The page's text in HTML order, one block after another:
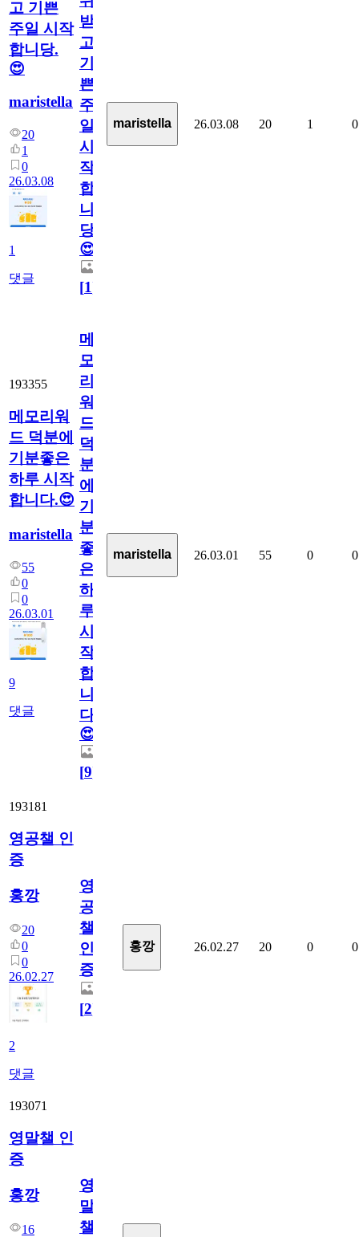
고 기쁜
주일 시작
합니당.
😍
maristella
20
1
0
26.03.08
1
댓글
받
고
기
쁜
주
일
시
작
합
니
당.
😍
[1]
maristella 26.03.08 20 1 0
193355
메모리워
드 덕분에
기분좋은
하루 시작
합니다.😍
maristella
55
0
0
26.03.01
9
댓글
메
모
리
워
드
덕
분
에
기
분
좋
은
하
루
시
작
합
니
다.
😍
[9]
maristella 26.03.01 55 0 0
193181
영공챌 인
증
홍깡
20
0
0
26.02.27
2
댓글
영
공
챌
인
증
[2]
홍깡 26.02.27 20 0 0
193071
영말챌 인
증
홍깡
16
영
말
챌